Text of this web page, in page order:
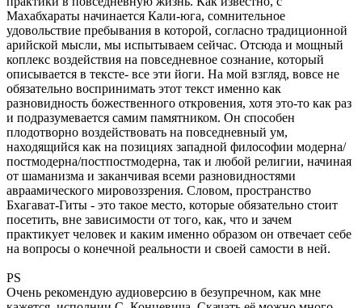
Махабхараты начинается Кали-юга, сомнительное
удовольствие пребывания в которой, согласно традиционной
арийской мысли, мы испытываем сейчас. Отсюда и мощный
коплекс воздействия на повседневное сознание, который
описывается в тексте- все эти йоги. На мой взгляд, вовсе не
обязательно воспринимать этот текст именно как
разновидность божественного откровения, хотя это-то как раз
и подразумевается самим памятником. Он способен
плодотворно воздействовать на повседневный ум,
находящийся как на позициях западной философии модерна/
постмодерна/постпостмодерна, так и любой религии, начиная
от шаманизма и заканчивая всеми разновидностями
авраамического мировоззрения. Словом, пространство
Бхагават-Гиты - это такое место, которые обязательно стоит
посетить, вне зависимости от того, как, что и зачем
практикует человек и каким именно образом он отвечает себе
на вопросы о конечной реальности и своей самости в ней.
PS
Очень рекомендую аудиоверсию в безупречном, как мне